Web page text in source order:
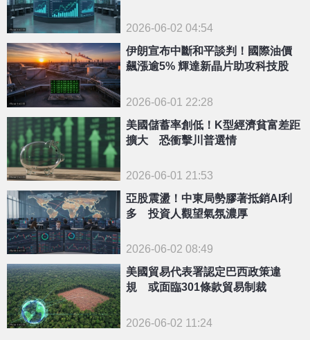
2026-06-02 04:54
伊朗宣布中斷和平談判！國際油價
飆漲逾5% 輝達新晶片助攻科技股
2026-06-01 22:28
美國儲蓄率創低！K型經濟貧富差距
擴大 恐衝擊川普選情
2026-06-01 21:53
亞股震盪！中東局勢膠著抵銷AI利
多 投資人觀望氣氛濃厚
2026-06-02 08:49
美國貿易代表署認定巴西政策違
規 或面臨301條款貿易制裁
2026-06-02 11:24